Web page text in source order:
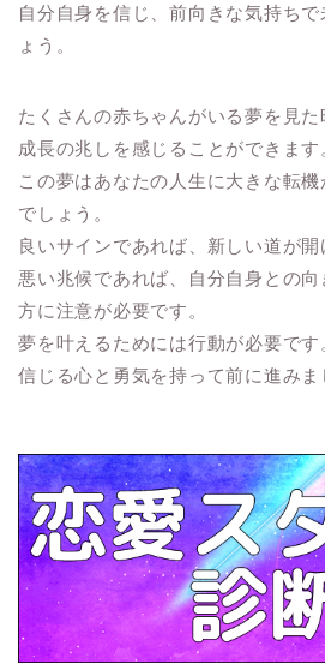
自分自身を信じ、前向きな気持ち
ょう。
たくさんの赤ちゃんがいる夢を見
成長の兆しを感じることができます
この夢はあなたの人生に大きな転
でしょう。
良いサインであれば、新しい道が開
悪い兆候であれば、自分自身との
方に注意が必要です。
夢を叶えるためには行動が必要です
信じる心と勇気を持って前に進みま